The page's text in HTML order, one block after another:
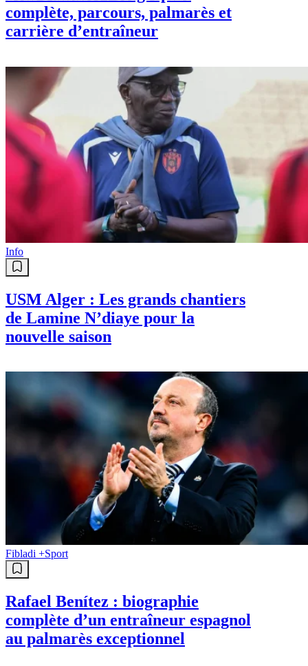
complète, parcours, palmarès et
carrière d’entraîneur
Info
USM Alger : Les grands chantiers
de Lamine N’diaye pour la
nouvelle saison
Fibladi +Sport
Rafael Benítez : biographie
complète d’un entraîneur espagnol
au palmarès exceptionnel